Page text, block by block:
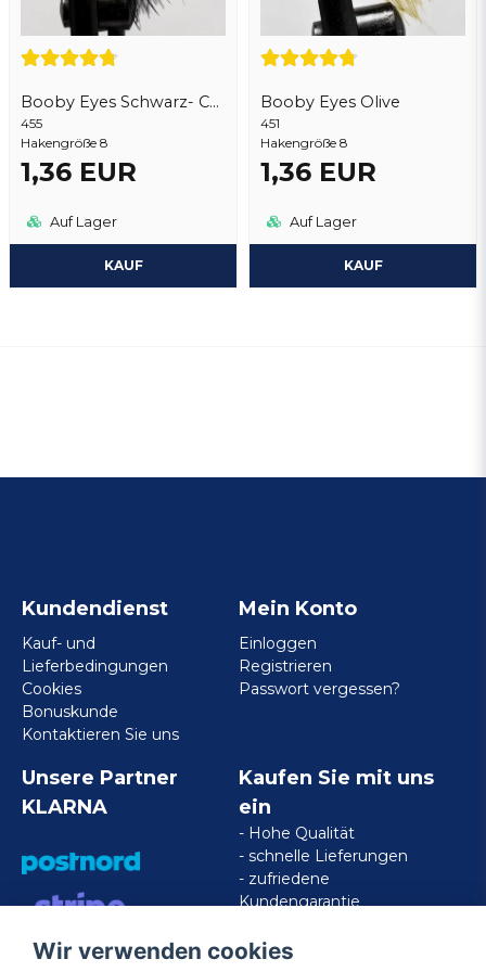
Booby Eyes Schwarz- Chart
455
Hakengröße 8
1,36 EUR
Auf Lager
KAUF
Booby Eyes Olive
451
Hakengröße 8
1,36 EUR
Auf Lager
KAUF
Kundendienst
Kauf- und
Lieferbedingungen
Cookies
Bonuskunde
Kontaktieren Sie uns
Mein Konto
Einloggen
Registrieren
Passwort vergessen?
Unsere Partner
KLARNA
VISA/MASTERCARD/AMERICAN
Kaufen Sie mit uns
ein
- Hohe Qualität
- schnelle Lieferungen
- zufriedene
Kundengarantie
Wir verwenden cookies